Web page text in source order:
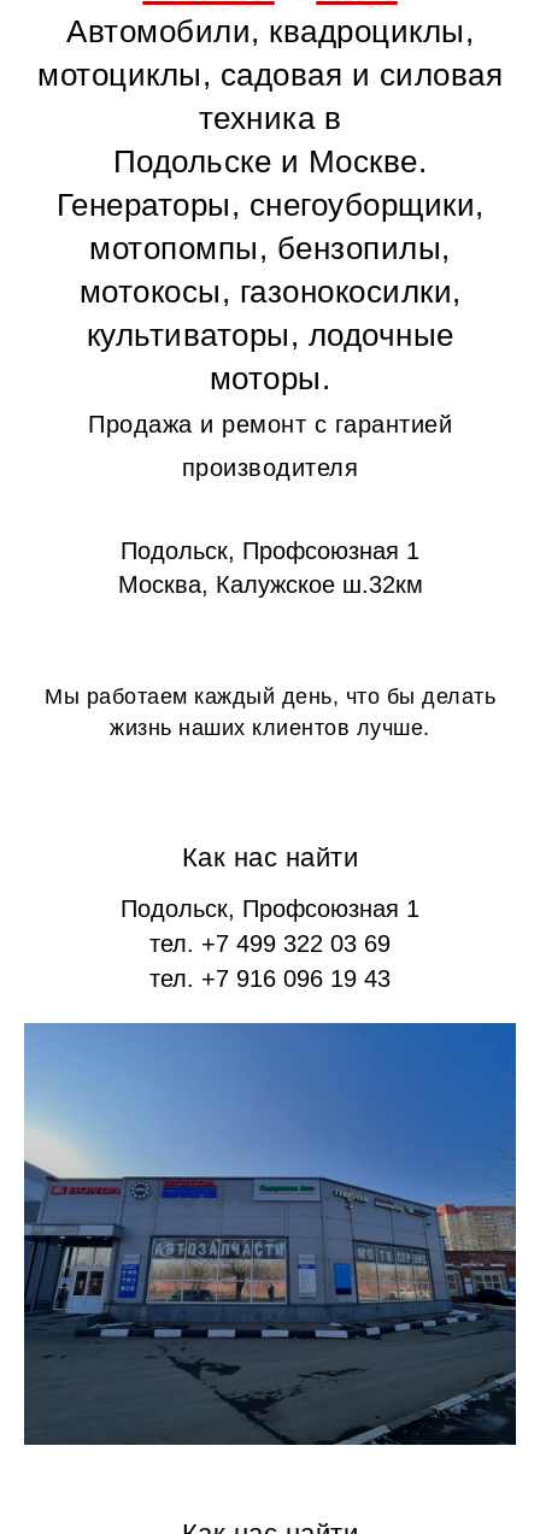
Автомобили, квадроциклы,
мотоциклы, садовая и силовая
техника в
Подольске и Москве.
Генераторы, снегоуборщики,
мотопомпы, бензопилы,
мотокосы, газонокосилки,
культиваторы, лодочные
моторы.
Продажа и ремонт с гарантией
производителя
Подольск, Профсоюзная 1
Москва, Калужское ш.32км
Мы работаем каждый день, что бы делать
жизнь наших клиентов лучше.
Как нас найти
Подольск, Профсоюзная 1
тел. +7 499 322 03 69
тел. +7 916 096 19 43